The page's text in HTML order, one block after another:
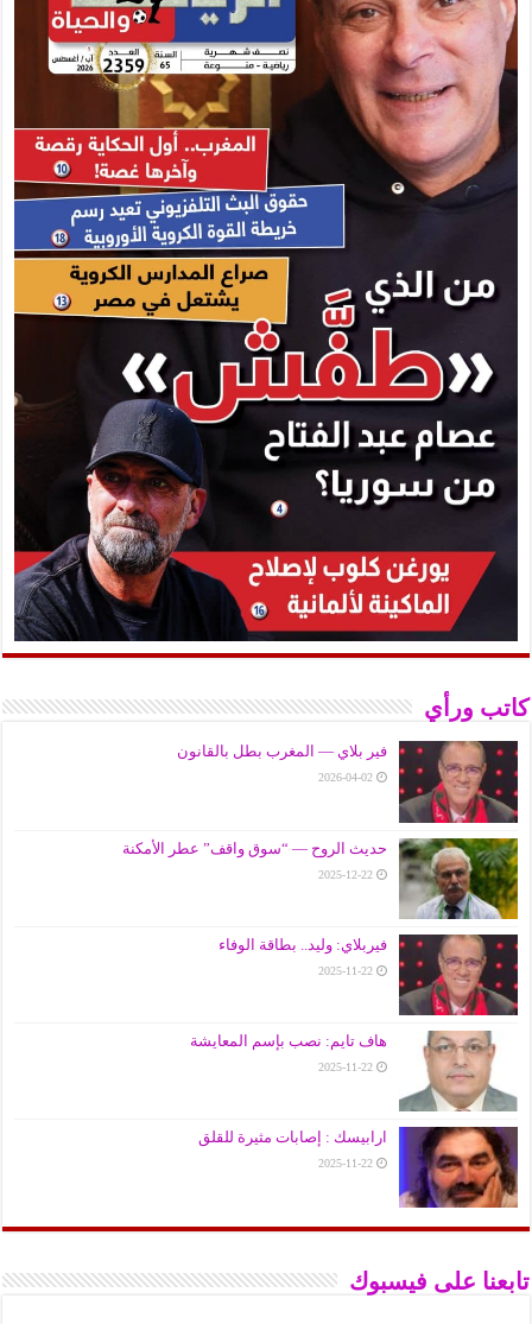
كاتب ورأي
فير بلاي — المغرب بطل بالقانون
2026-04-02
حديث الروح — “سوق واقف” عطر الأمكنة
2025-12-22
فيربلاي: وليد.. بطاقة الوفاء
2025-11-22
هاف تايم: نصب بإسم المعايشة
2025-11-22
ارابيسك : إصابات مثيرة للقلق
2025-11-22
تابعنا على فيسبوك